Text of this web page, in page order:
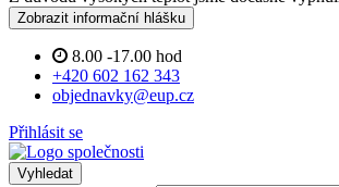
Zobrazit informační hlášku
8.00 -17.00 hod
+420 602 162 343
objednavky@eup.cz
Přihlásit se
Vyhledat